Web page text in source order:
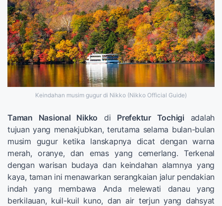
Keindahan musim gugur di Nikko (Nikko Official Guide)
Taman Nasional Nikko di Prefektur Tochigi adalah
tujuan yang menakjubkan, terutama selama bulan-bulan
musim gugur ketika lanskapnya dicat dengan warna
merah, oranye, dan emas yang cemerlang. Terkenal
dengan warisan budaya dan keindahan alamnya yang
kaya, taman ini menawarkan serangkaian jalur pendakian
indah yang membawa Anda melewati danau yang
berkilauan, kuil-kuil kuno, dan air terjun yang dahsyat